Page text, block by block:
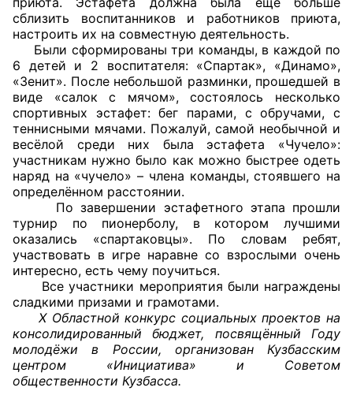
органах федеральных органов
исполнительной власти
Общественные советы по проведению
независимой оценки качества условий
оказания услуг
О Палате
Структура Палаты
Комиссии
Экспертный совет ОП КО
Совет ОП КО
Общественный штаб
Члены ОП КО
Документы ОП КО
сблизить воспитанников и работников приюта,
настроить их на совместную деятельность.
Были сформированы три команды, в каждой по
6 детей и 2 воспитателя: «Спартак», «Динамо»,
«Зенит». После небольшой разминки, прошедшей в
виде «салок с мячом», состоялось несколько
спортивных эстафет: бег парами, с обручами, с
теннисными мячами. Пожалуй, самой необычной и
весёлой среди них была эстафета «Чучело»:
участникам нужно было как можно быстрее одеть
наряд на «чучело» – члена команды, стоявшего на
определённом расстоянии.
По завершении эстафетного этапа прошли
турнир по пионерболу, в котором лучшими
оказались «спартаковцы». По словам ребят,
участвовать в игре наравне со взрослыми очень
интересно, есть чему поучиться.
Все участники мероприятия были награждены
сладкими призами и грамотами.
Х Областной конкурс социальных проектов на
консолидированный бюджет, посвящённый Году
молодёжи в России, организован Кузбасским
центром «Инициатива» и Советом
общественности Кузбасса.